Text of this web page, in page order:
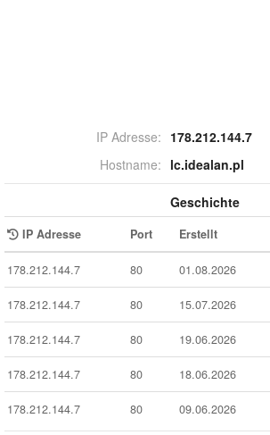
IP Adresse: 178.212.144.7
Hostname: lc.idealan.pl
Geschichte
IP Adresse Port Erstellt
178.212.144.7 80 01.08.2026
178.212.144.7 80 15.07.2026
178.212.144.7 80 19.06.2026
178.212.144.7 80 18.06.2026
178.212.144.7 80 09.06.2026